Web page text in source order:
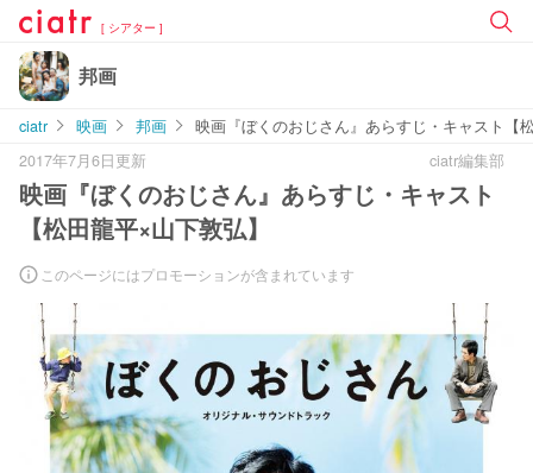
[ シアター ]
邦画
ciatr 映画 邦画
映画『ぼくのおじさん』あらすじ・キャスト【
2017年7月6日更新
ciatr編集部
映画『ぼくのおじさん』あらすじ・キャスト
【松田龍平×山下敦弘】
このページにはプロモーションが含まれています